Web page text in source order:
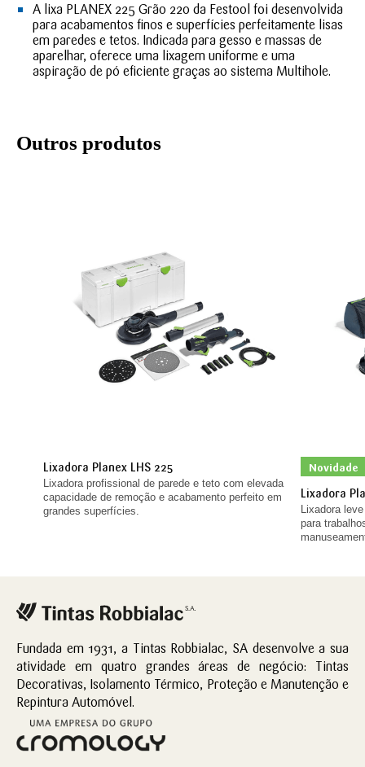
A lixa PLANEX 225 Grão 220 da Festool foi desenvolvida
para acabamentos finos e superfícies perfeitamente lisas
em paredes e tetos. Indicada para gesso e massas de
aparelhar, oferece uma lixagem uniforme e uma
aspiração de pó eficiente graças ao sistema Multihole.
Outros produtos
Lixadora Planex LHS 225
Lixadora profissional de parede e teto com elevada
capacidade de remoção e acabamento perfeito em
grandes superfícies.
Novidade
Lixadora
Lixadora
para
Fundada em 1931, a Tintas Robbialac, SA desenvolve a sua
atividade em quatro grandes áreas de negócio: Tintas
Decorativas, Isolamento Térmico, Proteção e Manutenção e
Repintura Automóvel.